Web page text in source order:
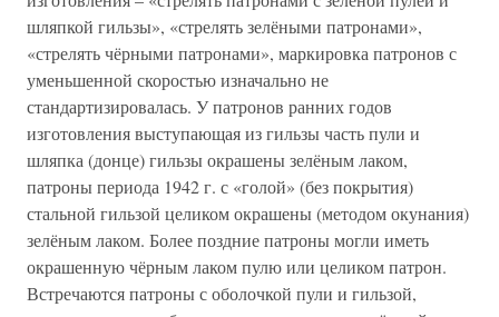
шляпкой гильзы», «стрелять зелёными патронами»,
«стрелять чёрными патронами», маркировка патронов с
уменьшенной скоростью изначально не
стандартизировалась. У патронов ранних годов
изготовления выступающая из гильзы часть пули и
шляпка (донце) гильзы окрашены зелёным лаком,
патроны периода 1942 г. с «голой» (без покрытия)
стальной гильзой целиком окрашены (методом окунания)
зелёным лаком. Более поздние патроны могли иметь
окрашенную чёрным лаком пулю или целиком патрон.
Встречаются патроны с оболочкой пули и гильзой,